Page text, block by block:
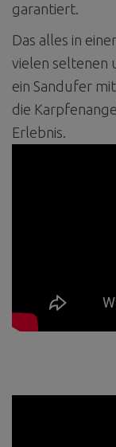
garantiert.
Das alles in
vielen seltenen
ein Sandufer
die
Erlebnis.